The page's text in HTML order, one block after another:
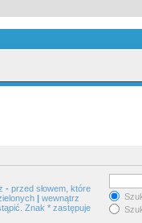
- przed słowem, które
| wewnątrz
Znak * zastępuje